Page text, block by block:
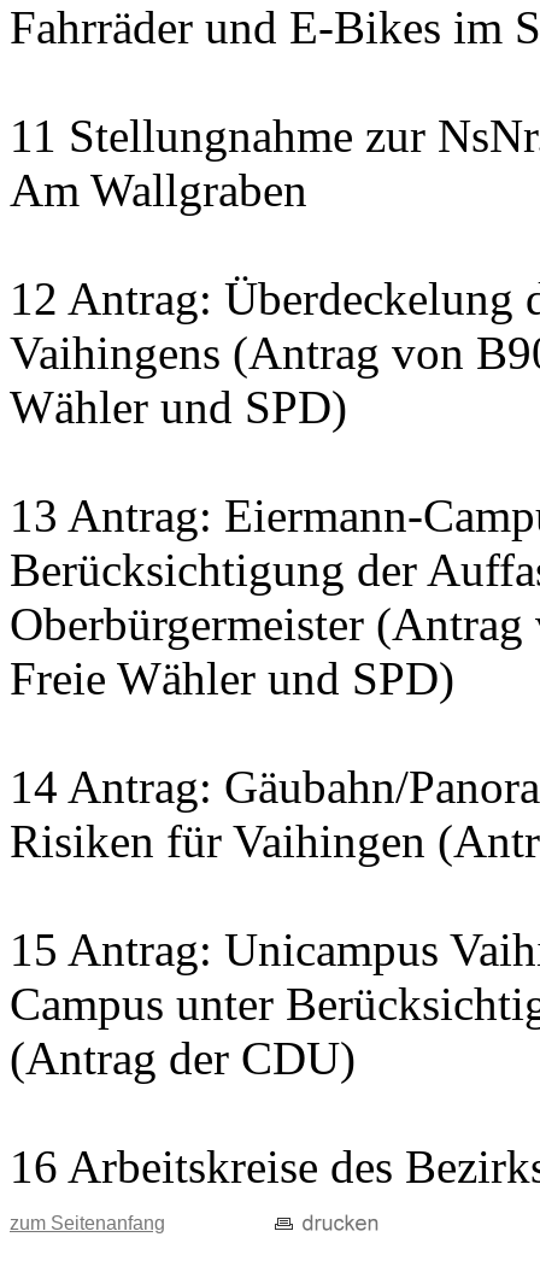
Fahrräder und E-Bikes im
11 Stellungnahme zur
Am Wallgraben
12 Antrag: Überdeckelung
Vaihingens (Antrag von
Wähler und SPD)
13 Antrag: Eiermann-
Berücksichtigung der
Oberbürgermeister
Freie Wähler und SPD)
14 Antrag: Gäubahn/
Risiken für Vaihingen
15 Antrag: Unicampus
Campus unter
(Antrag der CDU)
16 Arbeitskreise des
zum Seitenanfang